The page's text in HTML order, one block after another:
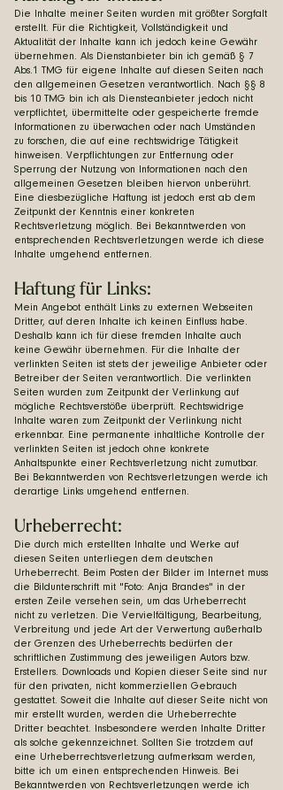
Die Inhalte meiner Seiten wurden mit größter Sorgfalt
erstellt. Für die Richtigkeit, Vollständigkeit und
Aktualität der Inhalte kann ich jedoch keine Gewähr
übernehmen. Als Dienstanbieter bin ich gemäß § 7
Abs.1 TMG für eigene Inhalte auf diesen Seiten nach
den allgemeinen Gesetzen verantwortlich. Nach §§ 8
bis 10 TMG bin ich als Diensteanbieter jedoch nicht
verpflichtet, übermittelte oder gespeicherte fremde
Informationen zu überwachen oder nach Umständen
zu forschen, die auf eine rechtswidrige Tätigkeit
hinweisen. Verpflichtungen zur Entfernung oder
Sperrung der Nutzung von Informationen nach den
allgemeinen Gesetzen bleiben hiervon unberührt.
Eine diesbezügliche Haftung ist jedoch erst ab dem
Zeitpunkt der Kenntnis einer konkreten
Rechtsverletzung möglich. Bei Bekanntwerden von
entsprechenden Rechtsverletzungen werde ich diese
Inhalte umgehend entfernen.
Haftung für Links:
Mein Angebot enthält Links zu externen Webseiten
Dritter, auf deren Inhalte ich keinen Einfluss habe.
Deshalb kann ich für diese fremden Inhalte auch
keine Gewähr übernehmen. Für die Inhalte der
verlinkten Seiten ist stets der jeweilige Anbieter oder
Betreiber der Seiten verantwortlich. Die verlinkten
Seiten wurden zum Zeitpunkt der Verlinkung auf
mögliche Rechtsverstöße überprüft. Rechtswidrige
Inhalte waren zum Zeitpunkt der Verlinkung nicht
erkennbar. Eine permanente inhaltliche Kontrolle der
verlinkten Seiten ist jedoch ohne konkrete
Anhaltspunkte einer Rechtsverletzung nicht zumutbar.
Bei Bekanntwerden von Rechtsverletzungen werde ich
derartige Links umgehend entfernen.
Urheberrecht:
Die durch mich erstellten Inhalte und Werke auf
diesen Seiten unterliegen dem deutschen
Urheberrecht. Beim Posten der Bilder im Internet muss
die Bildunterschrift mit "Foto: Anja Brandes" in der
ersten Zeile versehen sein, um das Urheberrecht
nicht zu verletzen. Die Vervielfältigung, Bearbeitung,
Verbreitung und jede Art der Verwertung außerhalb
der Grenzen des Urheberrechts bedürfen der
schriftlichen Zustimmung des jeweiligen Autors bzw.
Erstellers. Downloads und Kopien dieser Seite sind nur
für den privaten, nicht kommerziellen Gebrauch
gestattet. Soweit die Inhalte auf dieser Seite nicht von
mir erstellt wurden, werden die Urheberrechte
Dritter beachtet. Insbesondere werden Inhalte Dritter
als solche gekennzeichnet. Sollten Sie trotzdem auf
eine Urheberrechtsverletzung aufmerksam werden,
bitte ich um einen entsprechenden Hinweis. Bei
Bekanntwerden von Rechtsverletzungen werde ich